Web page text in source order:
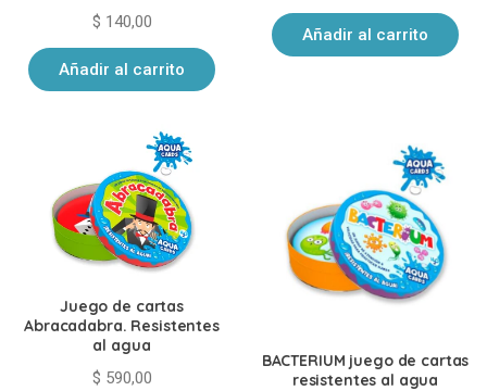
$ 140,00
Añadir al carrito
Añadir al carrito
Juego de cartas
Abracadabra. Resistentes
al agua
$ 590,00
BACTERIUM juego de cartas
resistentes al agua